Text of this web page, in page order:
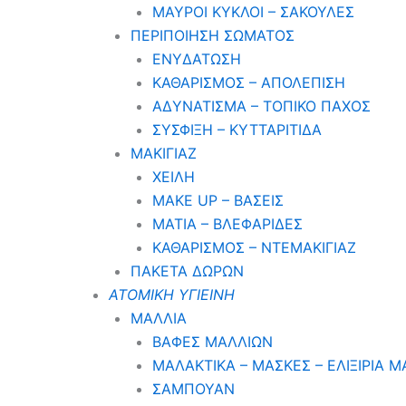
ΜΑΥΡΟΙ ΚΥΚΛΟΙ – ΣΑΚΟΥΛΕΣ
ΠΕΡΙΠΟΙΗΣΗ ΣΩΜΑΤΟΣ
ΕΝΥΔΑΤΩΣΗ
ΚΑΘΑΡΙΣΜΟΣ – ΑΠΟΛΕΠΙΣΗ
ΑΔΥΝΑΤΙΣΜΑ – ΤΟΠΙΚΟ ΠΑΧΟΣ
ΣΥΣΦΙΞΗ – ΚΥΤΤΑΡΙΤΙΔΑ
ΜΑΚΙΓΙΑΖ
ΧΕΙΛΗ
MAKE UP – ΒΑΣΕΙΣ
ΜΑΤΙΑ – ΒΛΕΦΑΡΙΔΕΣ
ΚΑΘΑΡΙΣΜΟΣ – ΝΤΕΜΑΚΙΓΙΑΖ
ΠΑΚΕΤΑ ΔΩΡΩΝ
ΑΤΟΜΙΚΗ ΥΓΙΕΙΝΗ
ΜΑΛΛΙΑ
ΒΑΦΕΣ ΜΑΛΛΙΩΝ
ΜΑΛΑΚΤΙΚΑ – ΜΑΣΚΕΣ – ΕΛΙΞΙΡΙΑ
ΣΑΜΠΟΥΑΝ